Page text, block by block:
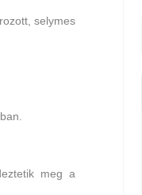
selymes
meg a